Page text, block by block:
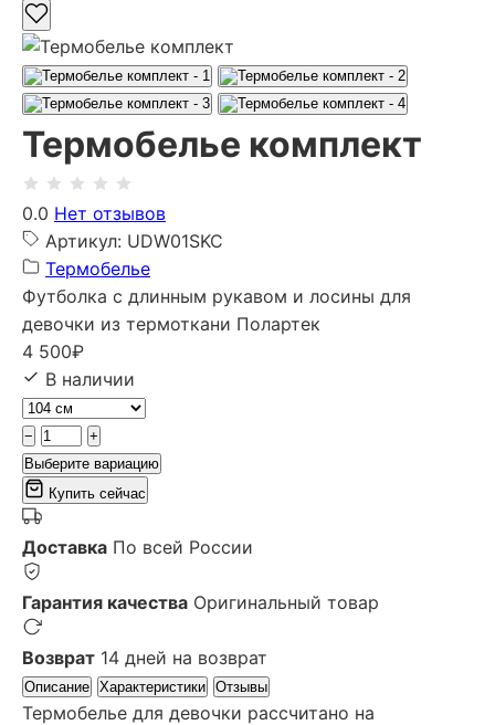
Термобелье комплект
0.0 Нет отзывов
Артикул: UDW01SKC
Термобелье
Футболка с длинным рукавом и лосины для
девочки из термоткани Полартек
4 500₽
В наличии
−
+
Выберите вариацию
Купить сейчас
Доставка По всей России
Гарантия качества Оригинальный товар
Возврат 14 дней на возврат
Описание Характеристики Отзывы
Термобелье для девочки рассчитано на